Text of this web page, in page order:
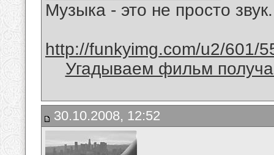
Музыка - это не просто
http://funkyimg.com/u2/601/
Угадываем фильм
30.10.2008, 12:52